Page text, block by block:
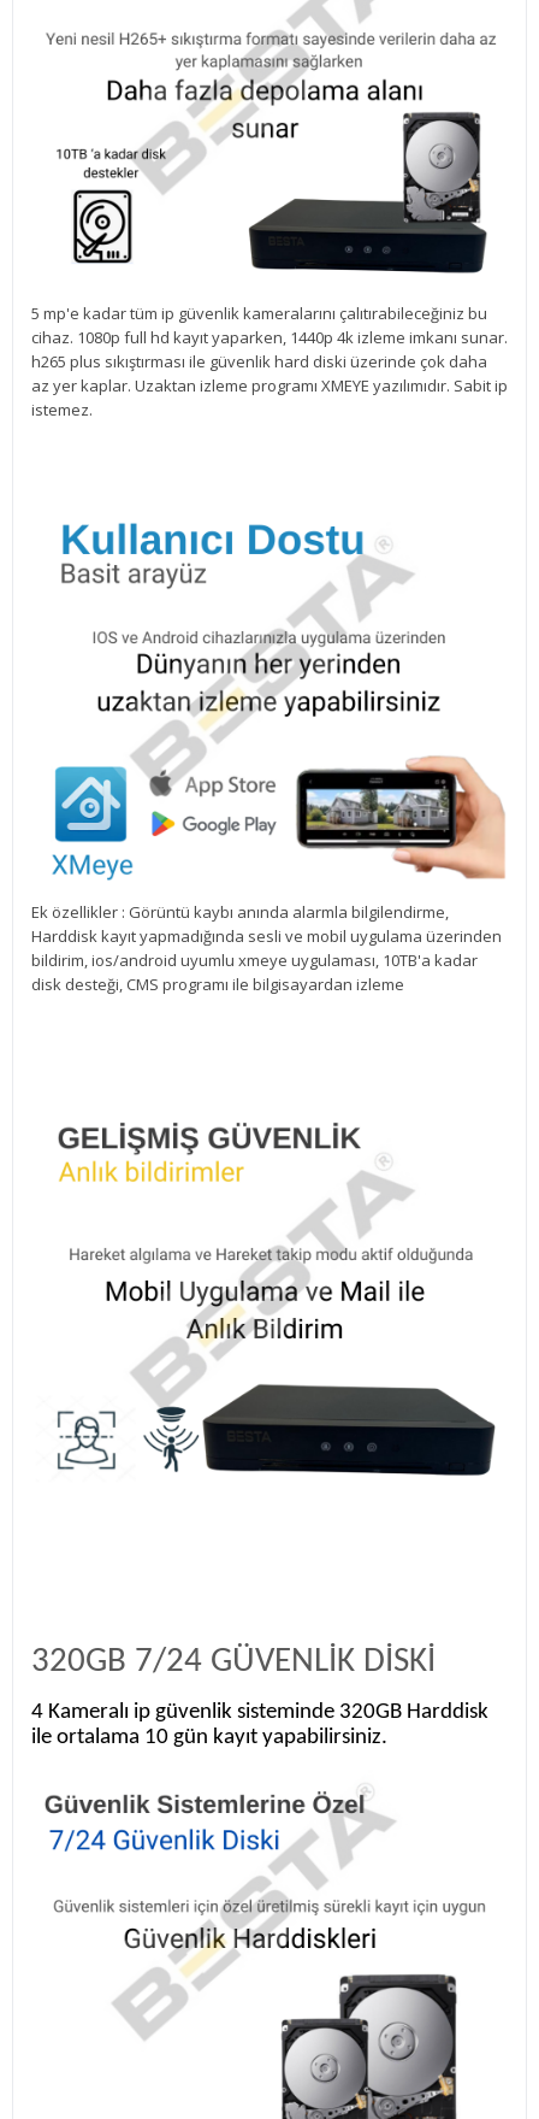
5 mp'e kadar tüm ip güvenlik kameralarını çalıtırabileceğiniz bu
cihaz. 1080p full hd kayıt yaparken, 1440p 4k izleme imkanı sunar.
h265 plus sıkıştırması ile güvenlik hard diski üzerinde çok daha
az yer kaplar. Uzaktan izleme programı XMEYE yazılımıdır. Sabit ip
istemez.
Ek özellikler : Görüntü kaybı anında alarmla bilgilendirme,
Harddisk kayıt yapmadığında sesli ve mobil uygulama üzerinden
bildirim, ios/android uyumlu xmeye uygulaması, 10TB'a kadar
disk desteği, CMS programı ile bilgisayardan izleme
320GB 7/24 GÜVENLİK DİSKİ
4 Kameralı ip güvenlik sisteminde 320GB Harddisk
ile ortalama 10 gün kayıt yapabilirsiniz.